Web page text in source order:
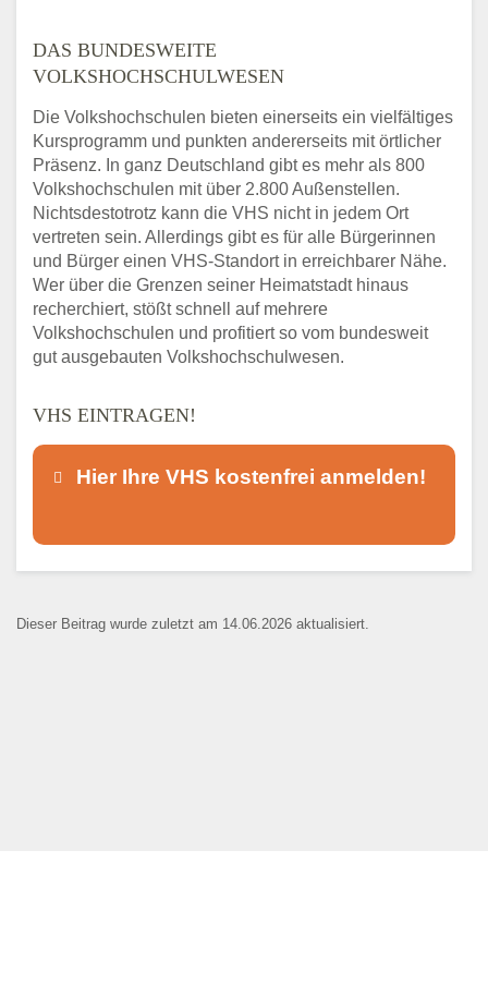
DAS BUNDESWEITE
VOLKSHOCHSCHULWESEN
Die Volkshochschulen bieten einerseits ein vielfältiges
Kursprogramm und punkten andererseits mit örtlicher
Präsenz. In ganz Deutschland gibt es mehr als 800
Volkshochschulen mit über 2.800 Außenstellen.
Nichtsdestotrotz kann die VHS nicht in jedem Ort
vertreten sein. Allerdings gibt es für alle Bürgerinnen
und Bürger einen VHS-Standort in erreichbarer Nähe.
Wer über die Grenzen seiner Heimatstadt hinaus
recherchiert, stößt schnell auf mehrere
Volkshochschulen und profitiert so vom bundesweit
gut ausgebauten Volkshochschulwesen.
VHS EINTRAGEN!
Hier Ihre VHS kostenfrei anmelden!
Kontaktaufnahme und ist nicht
Dieser Beitrag wurde zuletzt am 14.06.2026 aktualisiert.